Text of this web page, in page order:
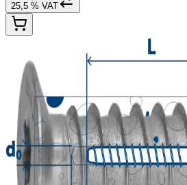
25,5 % VAT